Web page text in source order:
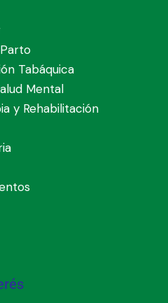
Tabáquica
Mental
y Rehabilitación